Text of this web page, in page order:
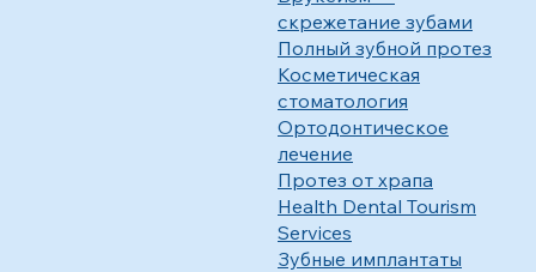
скрежетание зубами
Полный зубной протез
Косметическая
стоматология
Ортодонтическое
лечение
Протез от храпа
Health Dental Tourism
Services
Зубные имплантаты